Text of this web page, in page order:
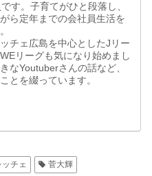
す。子育てがひと段落し、
ら定年までの会社員生活を
チェ広島を中心としたJリー
リーグも気になり始めまし
なYoutuberさんの話など、
とを綴っています。
チェ 菅大輝